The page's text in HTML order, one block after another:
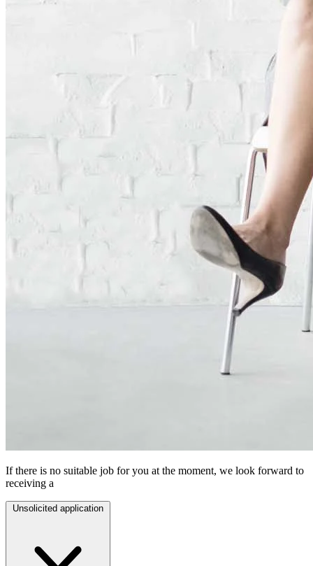
If there is no suitable job for you at the moment, we look forward to
receiving a
Unsolicited application